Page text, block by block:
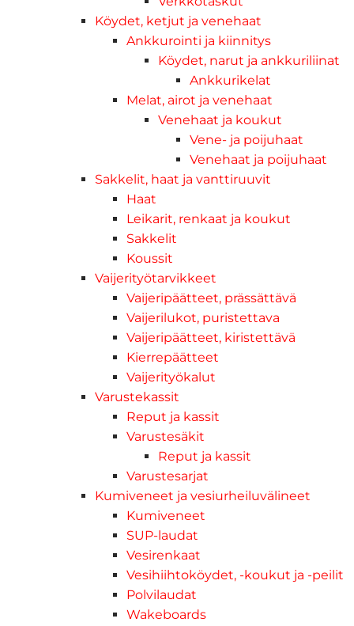
Köydet, ketjut ja venehaat
Ankkurointi ja kiinnitys
Köydet, narut ja ankkuriliinat
Ankkurikelat
Melat, airot ja venehaat
Venehaat ja koukut
Vene- ja poijuhaat
Venehaat ja poijuhaat
Sakkelit, haat ja vanttiruuvit
Haat
Leikarit, renkaat ja koukut
Sakkelit
Koussit
Vaijerityötarvikkeet
Vaijeripäätteet, prässättävä
Vaijerilukot, puristettava
Vaijeripäätteet, kiristettävä
Kierrepäätteet
Vaijerityökalut
Varustekassit
Reput ja kassit
Varustesäkit
Reput ja kassit
Varustesarjat
Kumiveneet ja vesiurheiluvälineet
Kumiveneet
SUP-laudat
Vesirenkaat
Vesihiihtoköydet, -koukut ja -peilit
Polvilaudat
Wakeboards